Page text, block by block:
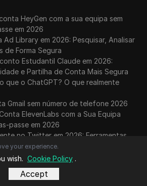
HeyGen com a sua equipa sem
em 2026
Ad Library em 2026: Pesquisar, Analisar
de Forma Segura
Estudantil Claude em 2026:
e Partilha de Conta Mais Segura
que o ChatGPT? O que realmente
Gmail sem número de telefone 2026
ElevenLabs com a Sua Equipa
passe em 2026
no Twitter em 2026: Ferramentas,
de Trabalho Mais Inteligentes
Subscrição do ChatGPT: Guia Passo a
2026: O que Existe, Como
your experience.
wish. Cookie Policy .
Accept